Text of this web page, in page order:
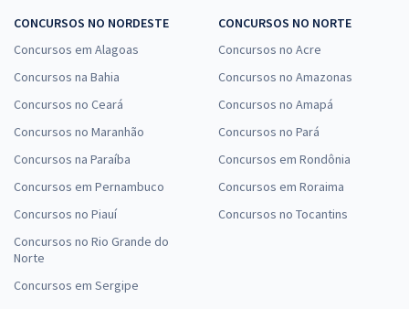
CONCURSOS NO NORDESTE
Concursos em Alagoas
Concursos na Bahia
Concursos no Ceará
Concursos no Maranhão
Concursos na Paraíba
Concursos em Pernambuco
Concursos no Piauí
Concursos no Rio Grande do
Norte
Concursos em Sergipe
CONCURSOS NO NORTE
Concursos no Acre
Concursos no Amazonas
Concursos no Amapá
Concursos no Pará
Concursos em Rondônia
Concursos em Roraima
Concursos no Tocantins